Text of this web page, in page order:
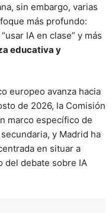
sin embargo, varias
más profundo:
IA en clase” y más
educativa y
europeo avanza hacia
de 2026, la Comisión
marco específico de
y Madrid ha
en situar a
del debate sobre IA